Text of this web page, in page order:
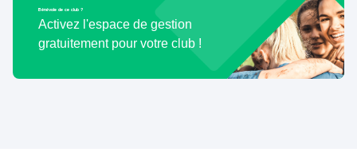
Bénévole de ce club ?
Activez l'espace de gestion
gratuitement pour votre club !